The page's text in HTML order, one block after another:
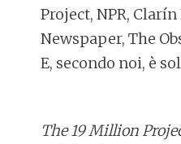
Project, NPR,
Newspaper, The
E, secondo noi, è
The 19 Million